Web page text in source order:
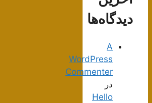
دیدگاه‌ها
A
WordPress
Commenter
در
Hello